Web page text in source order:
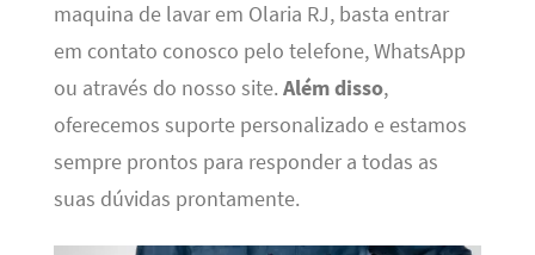
maquina de lavar em Olaria RJ, basta entrar
em contato conosco pelo telefone, WhatsApp
ou através do nosso site. Além disso,
oferecemos suporte personalizado e estamos
sempre prontos para responder a todas as
suas dúvidas prontamente.